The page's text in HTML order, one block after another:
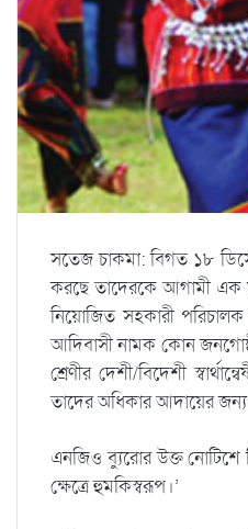
সতেজ চাকমা: বিগত ১৮
করছে তাদেরকে আগামী এক
নিয়োজিত সহকারী পরিচালক
আদিবাসী নামক কোন
শ্রেণীর দেশী/বিদেশী
তাদের অধিকার আদায়ের জন্য
এনজিও ব্যুরোর উক্ত নোটিশে
ক্ষেত্রে হুমকিস্বরূপ।’